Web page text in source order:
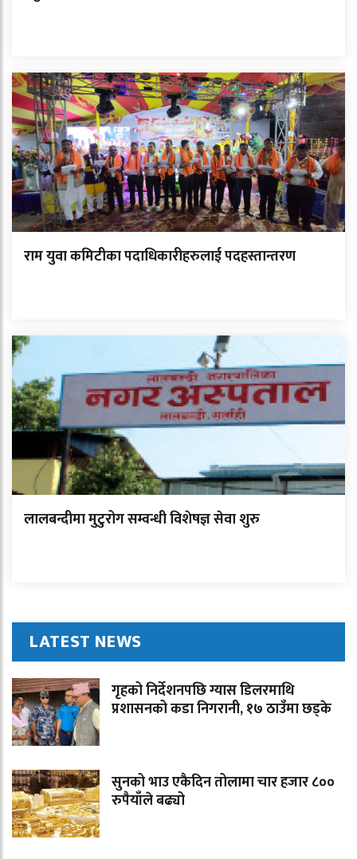
राम युवा कमिटीका पदाधिकारीहरुलाई पदहस्तान्तरण
लालबन्दीमा मुटुरोग सम्वन्धी विशेषज्ञ सेवा शुरु
LATEST NEWS
गृहको निर्देशनपछि ग्यास डिलरमाथि
प्रशासनको कडा निगरानी, १७ ठाउँमा छड्के
सुनको भाउ एकैदिन तोलामा चार हजार ८००
रुपैयाँले बढ्यो